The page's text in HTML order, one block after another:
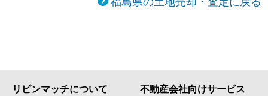
リビンマッチについて 不動産会社向けサービス